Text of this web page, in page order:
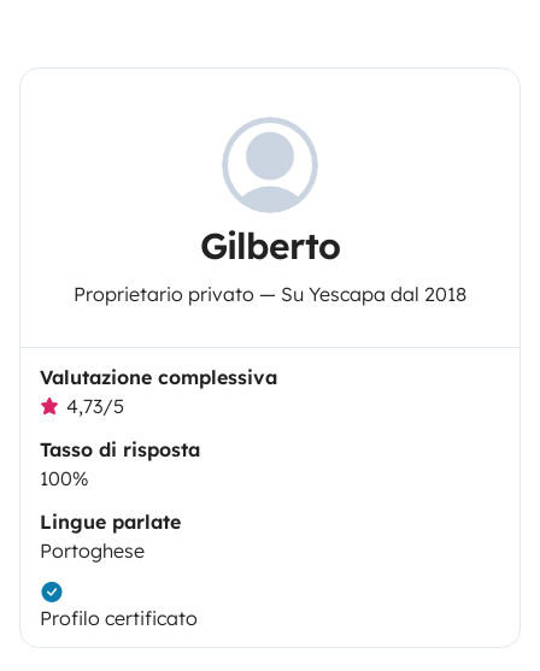
Gilberto
Proprietario privato — Su Yescapa dal 2018
Valutazione complessiva
4,73/5
Tasso di risposta
100%
Lingue parlate
Portoghese
Profilo certificato